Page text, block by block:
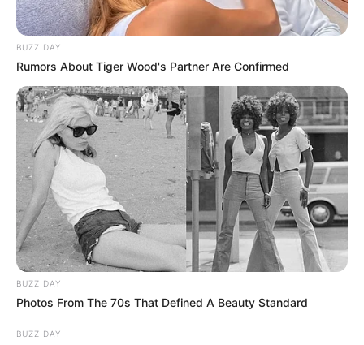
09:07 / 06 Avqust 2026 KRİMİNAL
Gəncədə kütləvi dava -ölən və
yaralananlar var
27 0 0
BUZZ DAY
Rumors About Tiger Wood's Partner Are Confirmed
BUZZ DAY
Photos From The 70s That Defined A Beauty Standard
BUZZ DAY